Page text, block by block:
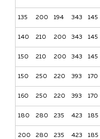
135 200 194 343 145
140 210 200 343 145
150 210 200 343 145
150 250 220 393 170
160 250 220 393 170
180 280 235 423 185
200 280 235 423 185